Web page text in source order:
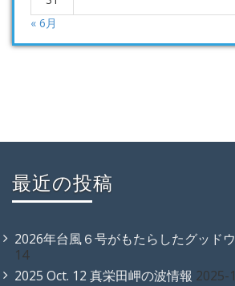
« 6月
最近の投稿
2026年台風６号がもたらしたグッド
14
2025 Oct. 12 真栄田岬の波情報 2025-